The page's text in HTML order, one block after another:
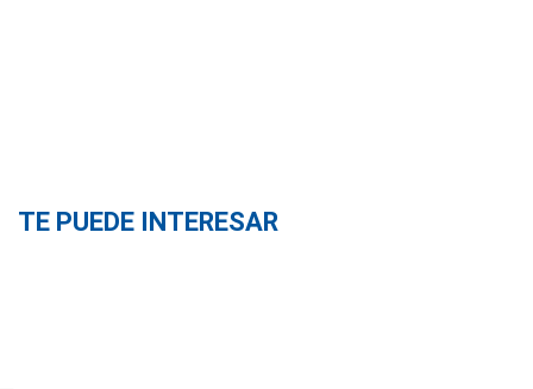
TE PUEDE INTERESAR